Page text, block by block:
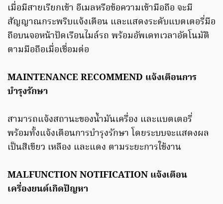
เมื่อมีสายเรียกเข้า อีเมลหรือข้อความเข้ามือถือ จะมี
สัญญาณกระพริบแจ้งเตือน และแสดงระดับแบตเตอรี่มือ
ถือบนจอหน้าปัดเรือนไมล์รถ พร้อมอัพเดทเวลาอัตโนมัติ
ตามมือถือเมื่อเชื่อมต่อ
MAINTENANCE RECOMMEND แจ้งเตือนการ
บำรุงรักษา
สามารถแจ้งสถานะของน้ำมันเครื่อง และแบตเตอรี่
พร้อมทั้งแจ้งเตือนการบำรุงรักษา โดยระบบจะแสดงผล
เป็นสีเขียว เหลือง และแดง ตามระยะการใช้งาน
MALFUNCTION NOTIFICATION แจ้งเตือน
เครื่องยนต์เกิดปัญหา